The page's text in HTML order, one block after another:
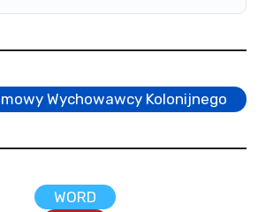
Wychowawcy Kolonijnego
WORD